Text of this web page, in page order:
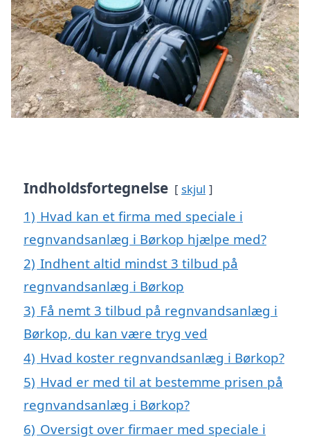
Indholdsfortegnelse skjul
1) Hvad kan et firma med speciale i
regnvandsanlæg i Børkop hjælpe med?
2) Indhent altid mindst 3 tilbud på
regnvandsanlæg i Børkop
3) Få nemt 3 tilbud på regnvandsanlæg i
Børkop, du kan være tryg ved
4) Hvad koster regnvandsanlæg i Børkop?
5) Hvad er med til at bestemme prisen på
regnvandsanlæg i Børkop?
6) Oversigt over firmaer med speciale i